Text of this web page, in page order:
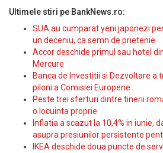
Ultimele stiri pe BankNews.ro:
SUA au cumparat yeni japonezi
un deceniu, ca semn de prietenie
Accor deschide primul sau hotel
Mercure
Banca de Investitii si Dezvoltare a
piloni a Comisiei Europene
Peste trei sferturi dintre tinerii
o locuinta proprie
Inflatia a scazut la 10,4% in iunie,
asupra presiunilor persistente
IKEA deschide doua puncte de